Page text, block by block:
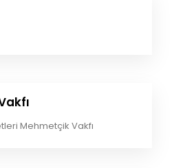
Mehmetçik Vakfı